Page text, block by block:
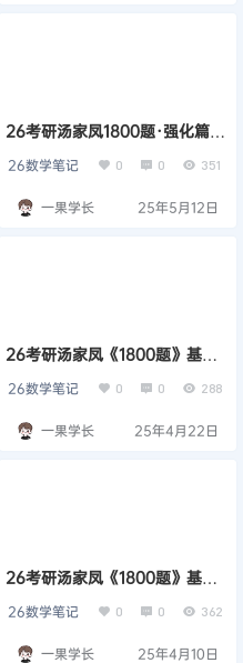
26考研汤家凤1800题·强化篇高
26数学笔记 0 0 351
一果学长 25年5月12日
26考研汤家凤《1800题》基础
26数学笔记 0 0 288
一果学长 25年4月22日
26考研汤家凤《1800题》基础
26数学笔记 0 0 362
一果学长 25年4月10日